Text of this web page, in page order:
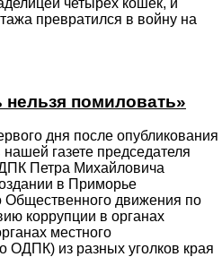
четырёх кошек, и
превратился в войну на
помиловать»
дня после опубликования
газете председателя
Петра Михайловича
в Приморье
Общественного движения по
коррупции в органах
местного
ОДПК) из разных уголков края